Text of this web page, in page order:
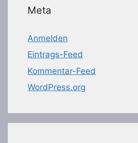
Meta
Anmelden
Eintrags-Feed
Kommentar-Feed
WordPress.org